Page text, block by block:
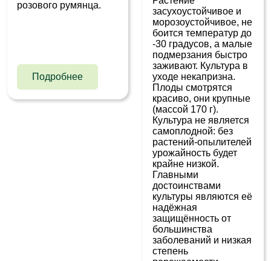
розового румянца.
Подробнее
засухоустойчивое и
морозоустойчивое, не
боится температур до
-30 градусов, а малые
подмерзания быстро
заживают. Культура в
уходе некапризна.
Плоды смотрятся
красиво, они крупные
(массой 170 г).
Культура не является
самоплодной: без
растений-опылителей
урожайность будет
крайне низкой.
Главными
достоинствами
культуры являются её
надёжная
защищённость от
большинства
заболеваний и низкая
степень